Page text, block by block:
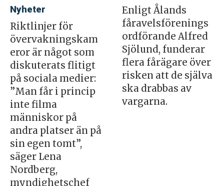
Nyheter
Riktlinjer för
övervakningskam
eror är något som
diskuterats flitigt
på sociala medier:
”Man får i princip
inte filma
människor på
andra platser än på
sin egen tomt”,
säger Lena
Nordberg,
myndighetschef
Enligt Ålands
fåravelsförenings
ordförande Alfred
Sjölund, funderar
flera fårägare över
risken att de själva
ska drabbas av
vargarna.